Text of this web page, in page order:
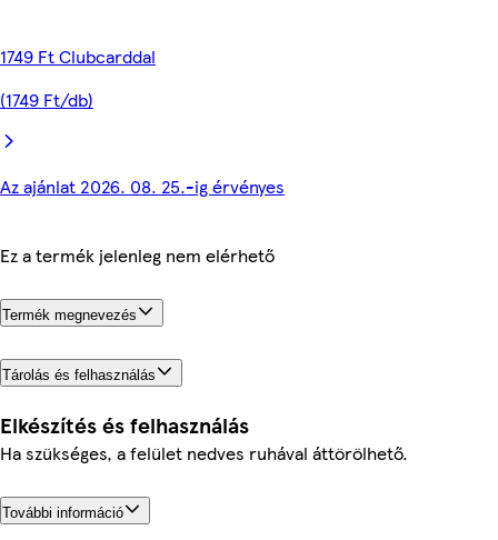
1749 Ft Clubcarddal
(1749 Ft/db)
Az ajánlat 2026. 08. 25.-ig érvényes
Ez a termék jelenleg nem elérhető
Termék megnevezés
Tárolás és felhasználás
Elkészítés és felhasználás
Ha szükséges, a felület nedves ruhával áttörölhető.
További információ